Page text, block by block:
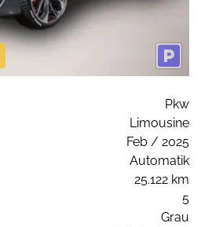
Pkw
Limousine
Feb / 2025
Automatik
25.122 km
5
Grau